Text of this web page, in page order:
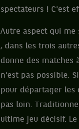
spectateurs ! C'est
Autre aspect qui me
, dans les trois
donne des matches
n'est pas possible.
pour départager les
pas loin.
ultime jeu décisif.